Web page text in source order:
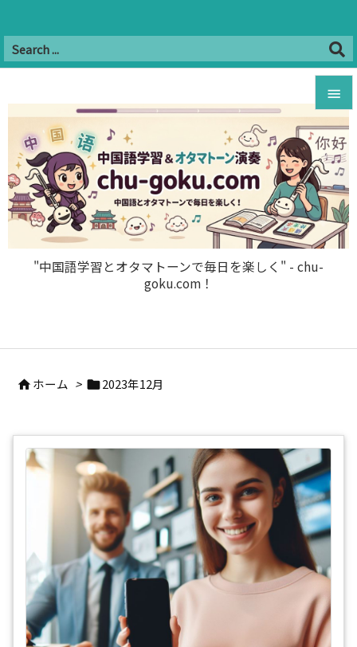
"中国語学習とオタマトーンで毎日を楽しく" - chu-
goku.com！


メニュ

サイド

前へ
RSS Feedly
 ホーム > 2023年12月